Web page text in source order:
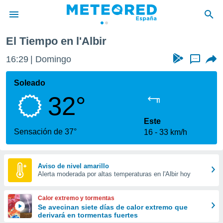
de
por
que se
calidad.
a este
las
y
forma
digital
basada
El Tiempo en l'Albir
16:29 Domingo ...
Soleado
32°
Sensación de 37°
Este
16
33 km/h
Aviso de nivel amarillo
Alerta moderada por altas temperaturas en l'Albir hoy
Calor extremo y tormentas
Se avecinan siete días de calor extremo que
derivará en tormentas fuertes